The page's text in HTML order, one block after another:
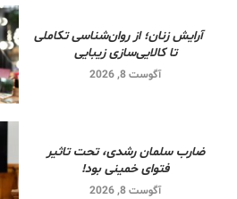
آرایش زنان؛ از روان‌شناسی تکاملی
تا کالایی‌سازی زیبایی
آگوست 8, 2026
ضارب سلمان رشدی، تحت تاثیر
فتوای خمینی بود!
آگوست 8, 2026